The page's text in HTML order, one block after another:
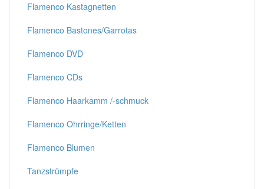
Flamenco Kastagnetten
Flamenco Bastones/Garrotas
Flamenco DVD
Flamenco CDs
Flamenco Haarkamm /-schmuck
Flamenco Ohrringe/Ketten
Flamenco Blumen
Tanzstrümpfe